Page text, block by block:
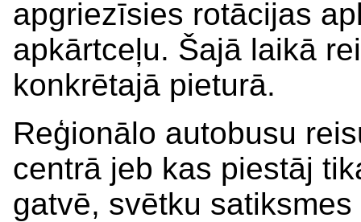
apgriezīsies rotācijas
apkārtceļu. Šajā laikā
konkrētajā pieturā.
Reģionālo autobusu
centrā jeb kas piestāj
gatvē, svētku